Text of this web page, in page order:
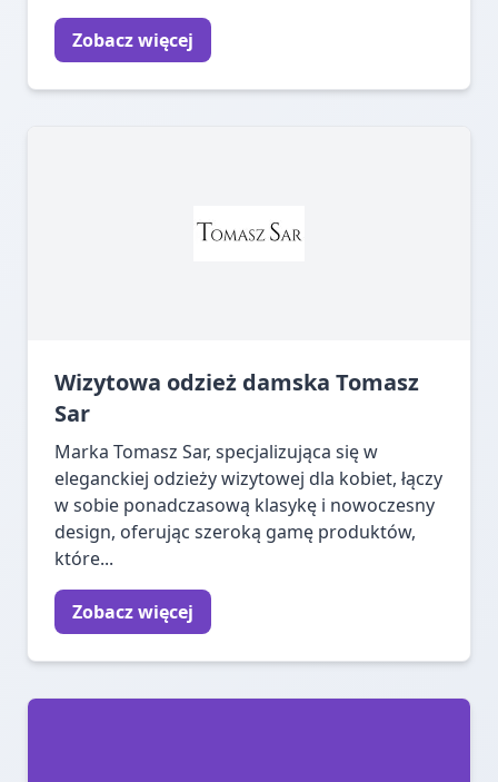
Zobacz więcej
Wizytowa odzież damska Tomasz
Sar
Marka Tomasz Sar, specjalizująca się w
eleganckiej odzieży wizytowej dla kobiet, łączy
w sobie ponadczasową klasykę i nowoczesny
design, oferując szeroką gamę produktów,
które...
Zobacz więcej